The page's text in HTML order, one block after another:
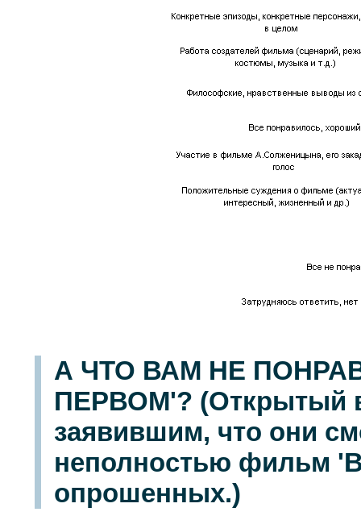
А ЧТО ВАМ НЕ
ПЕРВОМ'? (Открытый
заявившим, что они
неполностью фильм 'В
опрошенных.)